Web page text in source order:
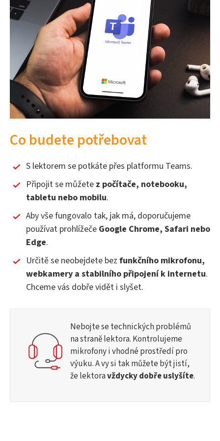
Co budete potřebovat
S lektorem se potkáte přes platformu Teams.
Připojit se můžete z počítače, notebooku,
tabletu nebo mobilu.
Aby vše fungovalo tak, jak má, doporučujeme
používat prohlížeče Google Chrome, Safari nebo
Edge.
Určitě se neobejdete bez funkčního mikrofonu,
webkamery a stabilního připojení k internetu.
Chceme vás dobře vidět i slyšet.
Nebojte se technických problémů
na straně lektora. Kontrolujeme
mikrofony i vhodné prostředí pro
výuku. A vy si tak můžete být jistí,
že lektoravždycky dobře uslyšíte.